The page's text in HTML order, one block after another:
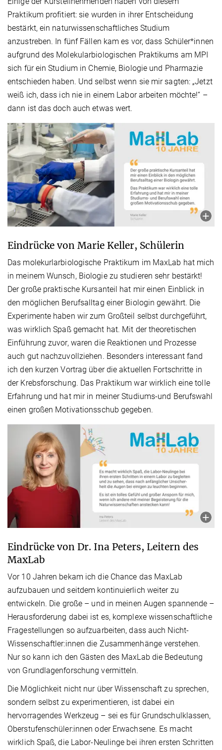
Praktikum profitiert: sie wurden in ihrer Entscheidung
bestärkt, ein naturwissenschaftliches Studium
anzustreben. In fünf Fällen kam es vor, dass Schüler*innen
aufgrund des Molekularbiologischen Praktikums am MPI
sich für ein Studium in Chemie, Biologie und Pharmazie
entschieden haben. Und selbst wenn sie mir sagten: „Jetzt
weiß ich, dass ich nie in einem Labor arbeiten möchte!“ –
dann ist das doch auch etwas wert.
Eindrücke von Marie Keller, Schülerin
Das molekurlarbiologische Praktikum im MaxLab hat mich
in meinem Wunsch, Biologie zu studieren sehr bestärkt!
Der große praktische Kursanteil hat mir einen Einblick in
den möglichen Berufsalltag einer Biologin gewährt. Die
Experimente haben wir zum Großteil selbst durchgeführt,
was wirklich Spaß gemacht hat. Mit der theoretischen
Einführung zuvor, waren die Reaktionen und Prozesse
auch gut nachzuvollziehen. Besonders interessant fand
ich den kurzen Vortrag über die aktuellen Fortschritte in
der Krebsforschung. Das Praktikum war wirklich eine tolle
Erfahrung und hat mir in meiner Studiums-und Berufswahl
einen großen Motivationsschub gegeben.
Eindrücke von Dr. Ina Peters, Leitern des
MaxLab
Vor 10 Jahren bekam ich die Chance das MaxLab
aufzubauen und seitdem kontinuierlich weiter zu
entwickeln. Die große – und in meinen Augen spannende –
Herausforderung dabei ist es, komplexe wissenschaftliche
Fragestellungen so aufzuarbeiten, dass auch Nicht-
Wissenschaftler:innen die Zusammenhänge verstehen.
Nur so kann ich den Gästen des MaxLab die Bedeutung
von Grundlagenforschung vermitteln.
Die Möglichkeit nicht nur über Wissenschaft zu sprechen,
sondern selbst zu experimentieren, ist dabei ein
hervorragendes Werkzeug – sei es für Grundschulklassen,
Oberstufenschüler:innen oder Erwachsene. Es macht
wirklich Spaß, die Labor-Neulinge bei ihren ersten Schritten